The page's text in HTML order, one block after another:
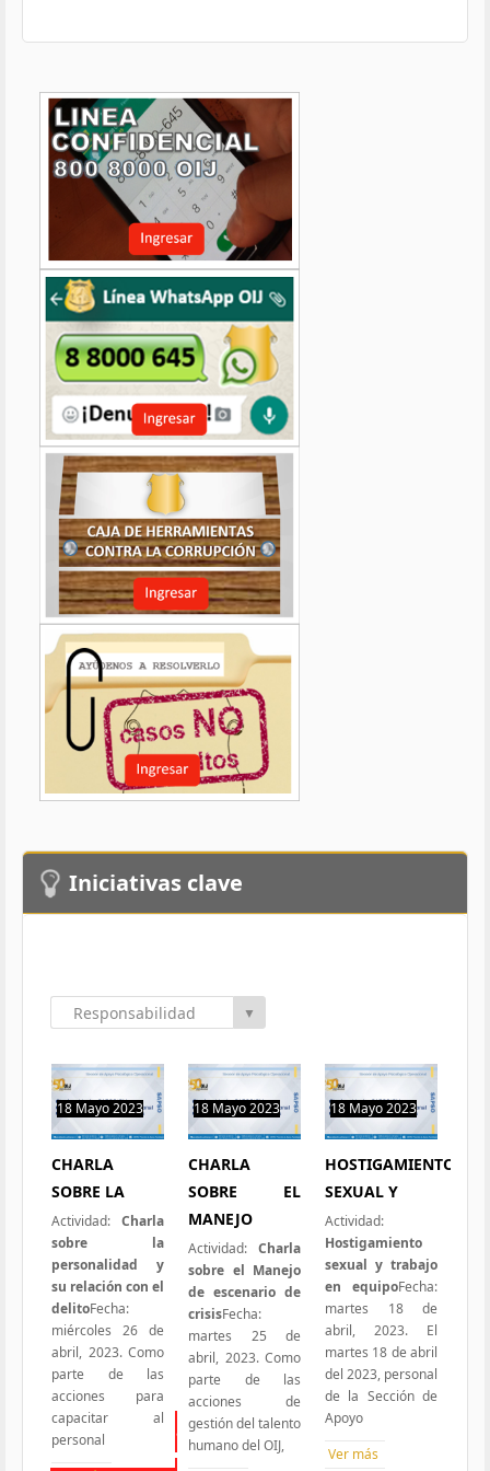
Iniciativas clave
Todas las Iniciativas
Responsabilidad
▼
18 Mayo 2023
CHARLA
SOBRE LA
Actividad:Charla
sobre la
personalidad y
su relación con el
delitoFecha:
miércoles 26 de
abril, 2023. Como
parte de las
acciones para
capacitar al
personal
18 Mayo 2023
CHARLA
SOBRE EL
MANEJO
Actividad:Charla
sobre el Manejo
de escenario de
crisisFecha:
martes 25 de
abril, 2023. Como
parte de las
acciones de
gestión del talento
humano del OIJ,
18 Mayo 2023
HOSTIGAMIENTO
SEXUAL Y
Actividad:
Hostigamiento
sexual y trabajo
en equipoFecha:
martes 18 de
abril, 2023. El
martes 18 de abril
del 2023, personal
de la Sección de
Apoyo
Ver más